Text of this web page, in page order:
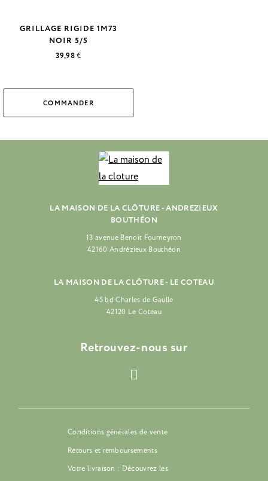
GRILLAGE RIGIDE 1M73
NOIR 5/5
39,98€
COMMANDER
LA MAISON DE LA CLÔTURE - ANDREZIEUX
BOUTHÉON
13 avenue Benoit Fourneyron
42160 Andrézieux Bouthéon
LA MAISON DE LA CLÔTURE - LE COTEAU
45 bd Charles de Gaulle
42120 Le Coteau
Retrouvez-nous sur
Conditions générales de vente
Retours et remboursements
Votre livraison : Découvrez les